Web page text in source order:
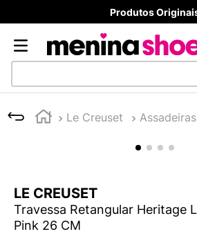
Produtos
Le Creuset
LE CREUSET
Travessa Retangular Heritage
Pink 26 CM
1
TÊNIS NEWS BALANCE 530
4º
TÊNIS VEJA WHITE
5º
ADIDAS